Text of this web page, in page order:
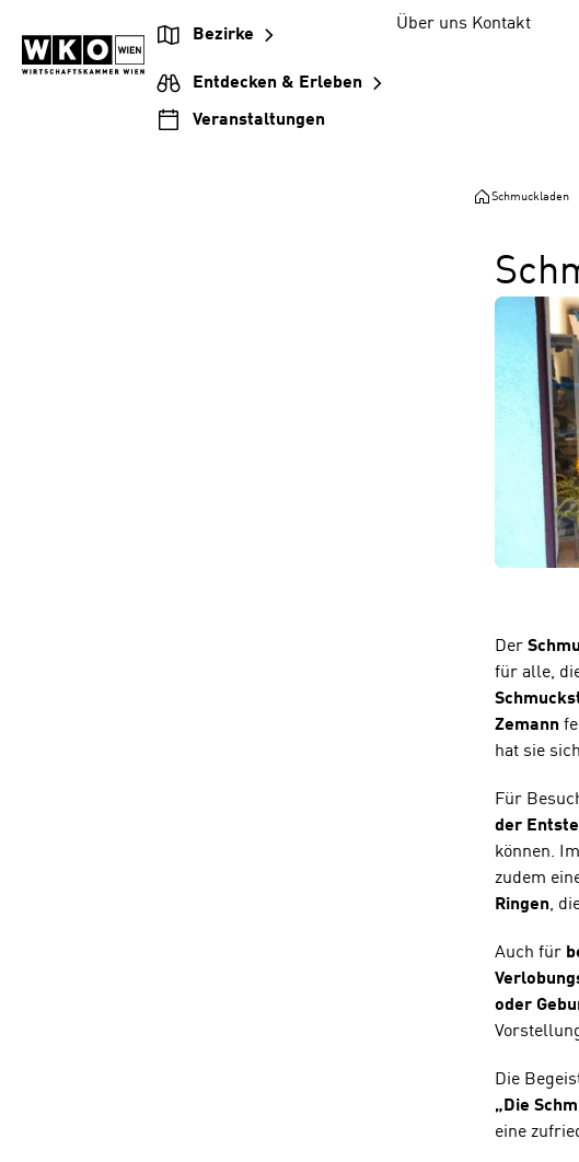
Inhalt
springen
Hauptnavigation
springen
Footer
springen
Bezirke
Entdecken & Erleben
Veranstaltungen
Über uns Kontakt
Schmuckladen
Der
für alle,
Zemann
hat sie
Für
der
können. Im
zudem
Ringen,
Auch für
oder
Die
„Die
eine